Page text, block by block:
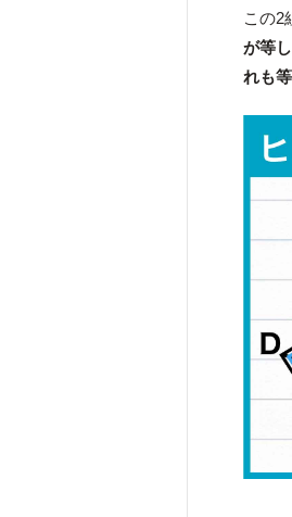
この2
が等
れも